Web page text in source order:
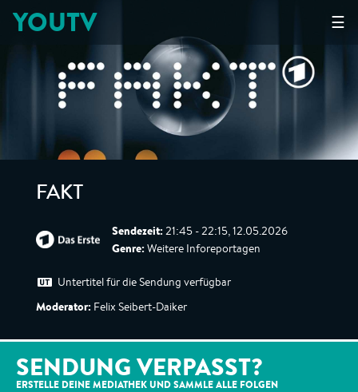
☰
YOUTV
FAKT
Sendezeit: 21:45 - 22:15, 12.05.2026
Genre: Weitere Inforeportagen
Untertitel für die Sendung verfügbar
Moderator: Felix Seibert-Daiker
SENDUNG VERPASST?
ERSTELLE DEINE MEDIATHEK UND SAMMLE ALLE FOLGEN